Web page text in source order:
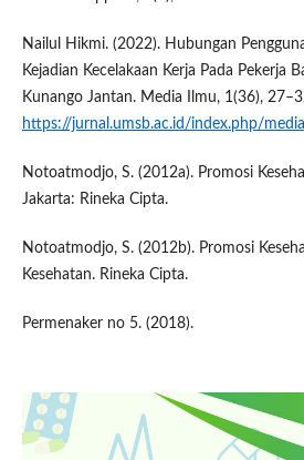
Nailul Hikmi. (2022). Hubungan
Kejadian Kecelakaan Kerja Pada Pekerja
Kunango Jantan. Media Ilmu, 1(36),
https://jurnal.umsb.ac.id/index.php/
Notoatmodjo, S. (2012a). Promosi
Jakarta: Rineka Cipta.
Notoatmodjo, S. (2012b). Promosi
Kesehatan. Rineka Cipta.
Permenaker no 5. (2018).